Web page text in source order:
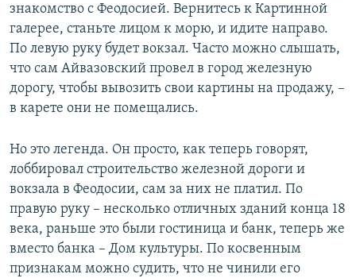
знакомство с Феодосией. Вернитесь к Картинной
галерее, станьте лицом к морю, и идите направо.
По левую руку будет вокзал. Часто можно слышать,
что сам Айвазовский провел в город железную
дорогу, чтобы вывозить свои картины на продажу, –
в карете они не помещались.
Но это легенда. Он просто, как теперь говорят,
лоббировал строительство железной дороги и
вокзала в Феодосии, сам за них не платил. По
правую руку – несколько отличных зданий конца 18
века, раньше это были гостиница и банк, теперь же
вместо банка – Дом культуры. По косвенным
признакам можно судить, что не чинили его